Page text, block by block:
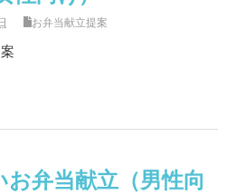
お弁当献立提案
弁当献立（男性向